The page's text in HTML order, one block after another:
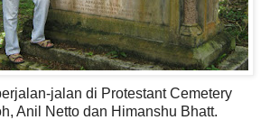
jalan di Protestant Cemetery
Anil Netto dan Himanshu Bhatt.